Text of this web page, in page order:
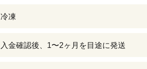
冷凍
入金確認後、1〜2ヶ月を目途に発送